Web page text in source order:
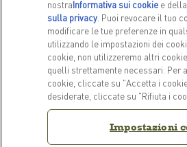
RESTIAMO IN CONTATTO
Contattaci
nostraInformativa sui cookie(opens
e
sulla privacy(opens in a new tab)
. Puoi revocare il tuo
modificare le tue preferenze in
utilizzando le impostazioni dei
cookie, non utilizzeremo altri
quelli strettamente necessari. Per
cookie, cliccate su "Accetta i
desiderate, cliccate su "Rifiuta i
Impostazioni